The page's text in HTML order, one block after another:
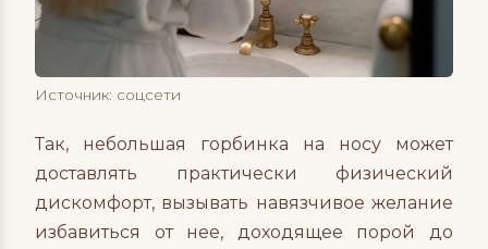
Источник: соцсети
Так, небольшая горбинка на носу может
доставлять практически физический
дискомфорт, вызывать навязчивое желание
избавиться от нее, доходящее порой до